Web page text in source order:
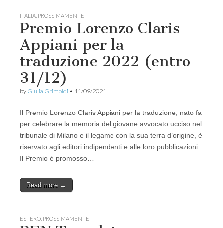
ITALIA PROSSIMAMENTE
Premio Lorenzo Claris
Appiani per la
traduzione 2022 (entro
31/12)
by Giulia Grimoldi • 11/09/2021
Il Premio Lorenzo Claris Appiani per la traduzione, nato fa
per celebrare la memoria del giovane avvocato ucciso nel
tribunale di Milano e il legame con la sua terra d’origine, è
riservato agli editori indipendenti e alle loro pubblicazioni.
Il Premio è promosso…
Read more →
ESTERO PROSSIMAMENTE